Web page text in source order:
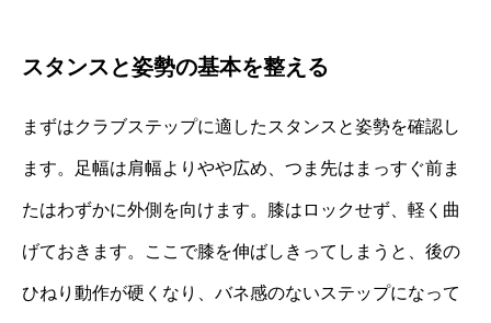
スタンスと姿勢の基本を整える
まずはクラブステップに適したスタンスと姿勢を確認し
ます。足幅は肩幅よりやや広め、つま先はまっすぐ前ま
たはわずかに外側を向けます。膝はロックせず、軽く曲
げておきます。ここで膝を伸ばしきってしまうと、後の
ひねり動作が硬くなり、バネ感のないステップになって